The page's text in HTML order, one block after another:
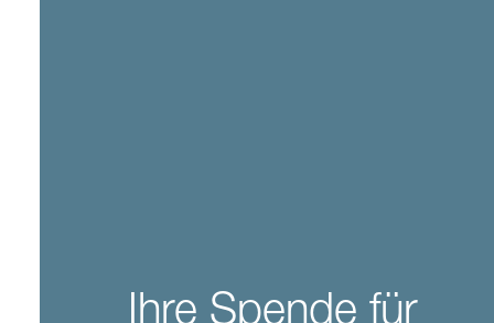
Ihre Spende für